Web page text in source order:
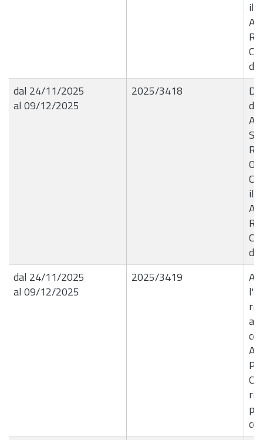
il
dal 24/11/2025
al 09/12/2025
2025/3418
il
dal 24/11/2025
al 09/12/2025
2025/3419